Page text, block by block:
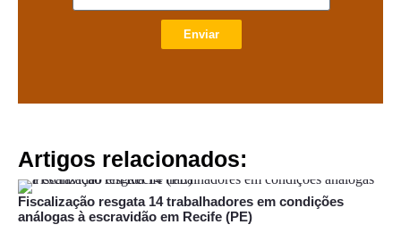
Enviar
Artigos relacionados:
Fiscalização resgata 14 trabalhadores em condições
análogas à escravidão em Recife (PE)